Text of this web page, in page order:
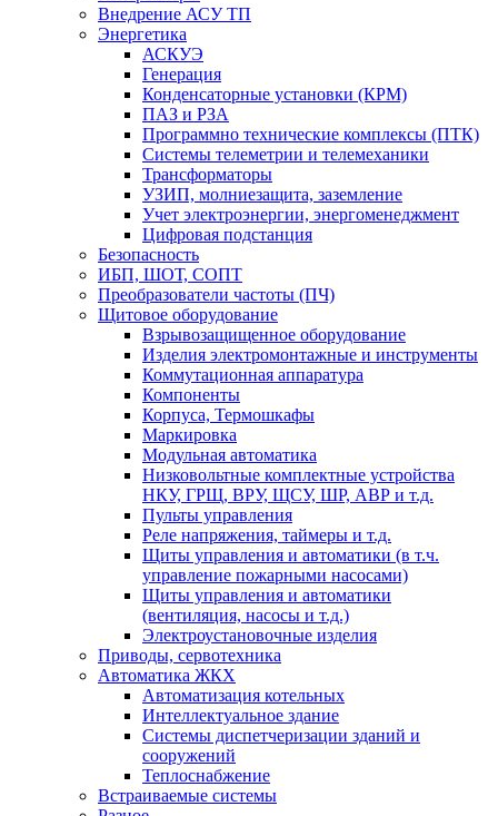
Внедрение АСУ ТП
Энергетика
АСКУЭ
Генерация
Конденсаторные установки (КРМ)
ПАЗ и РЗА
Программно технические комплексы (ПТК)
Системы телеметрии и телемеханики
Трансформаторы
УЗИП, молниезащита, заземление
Учет электроэнергии, энергоменеджмент
Цифровая подстанция
Безопасность
ИБП, ШОТ, СОПТ
Преобразователи частоты (ПЧ)
Щитовое оборудование
Взрывозащищенное оборудование
Изделия электромонтажные и инструменты
Коммутационная аппаратура
Компоненты
Корпуса, Термошкафы
Маркировка
Модульная автоматика
Низковольтные комплектные устройства
НКУ, ГРЩ, ВРУ, ЩСУ, ШР, АВР и т.д.
Пульты управления
Реле напряжения, таймеры и т.д.
Щиты управления и автоматики (в т.ч.
управление пожарными насосами)
Щиты управления и автоматики
(вентиляция, насосы и т.д.)
Электроустановочные изделия
Приводы, сервотехника
Автоматика ЖКХ
Автоматизация котельных
Интеллектуальное здание
Системы диспетчеризации зданий и
сооружений
Теплоснабжение
Встраиваемые системы